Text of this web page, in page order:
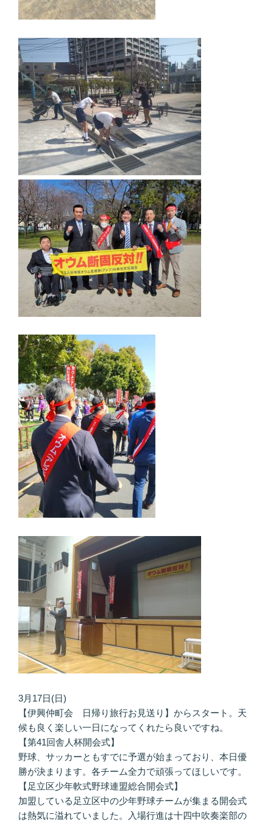
3月17日(日)
【伊興仲町会 日帰り旅行お見送り】からスタート。天
候も良く楽しい一日になってくれたら良いですね。
【第41回舎人杯開会式】
野球、サッカーともすでに予選が始まっており、本日優
勝が決まります。各チーム全力で頑張ってほしいです。
【足立区少年軟式野球連盟総合開会式】
加盟している足立区中の少年野球チームが集まる開会式
は熱気に溢れていました。入場行進は十四中吹奏楽部の